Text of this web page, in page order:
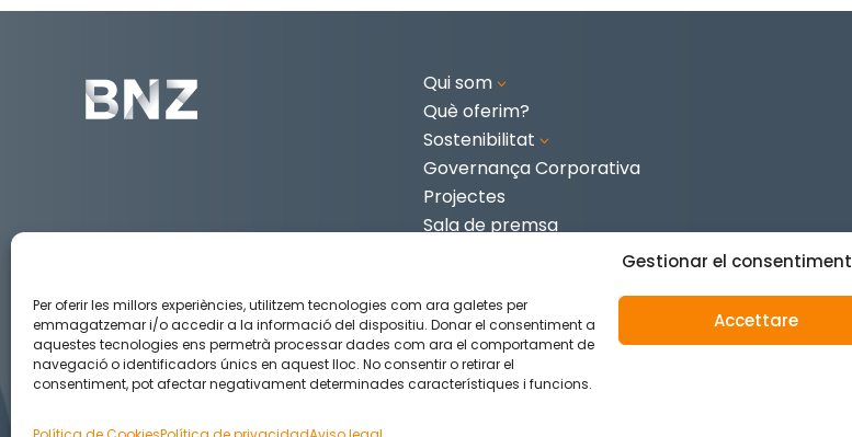
Gestionar el consentiment
Per oferir les millors experiències, utilitzem tecnologies com ara galetes per
emmagatzemar i/o accedir a la informació del dispositiu. Donar el consentiment a
aquestes tecnologies ens permetrà processar dades com ara el comportament de
navegació o identificadors únics en aquest lloc. No consentir o retirar el
consentiment, pot afectar negativament determinades característiques i funcions.
Accettare
Qui som 3
Què oferim?
Sostenibilitat 3
Governança Corporativa
Projectes
Sala de premsa
Aviso legal Política de privacidad Política de Cookies